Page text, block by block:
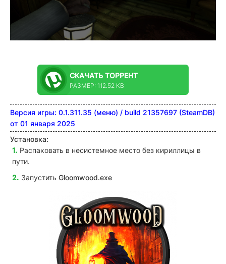
СКАЧАТЬ ТОРРЕНТ
РАЗМЕР: 112.52 KB
Версия игры: 0.1.311.35 (меню) / build 21357697 (SteamDB)
от 01 января 2025
Установка:
Распаковать в несистемное место без кириллицы в
пути.
Запустить Gloomwood.exe